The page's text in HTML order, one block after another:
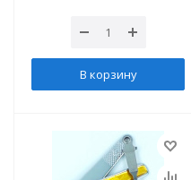
В корзину